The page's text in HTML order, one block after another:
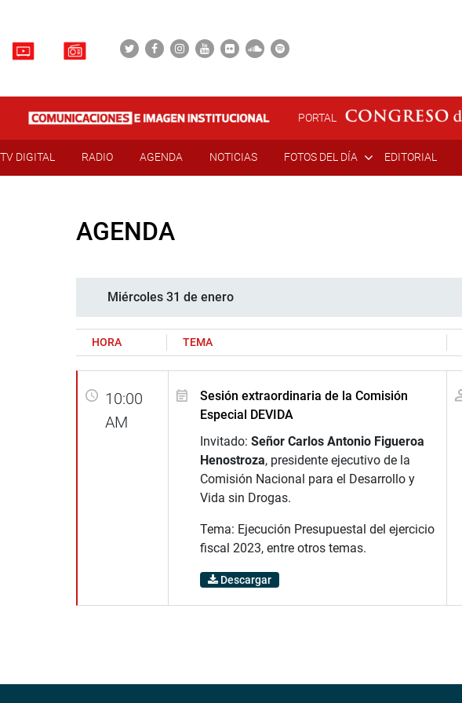
PORTAL
TV DIGITAL RADIO AGENDA NOTICIAS FOTOS DEL DÍA EDITORIAL
AGENDA
Miércoles 31 de enero
HORA TEMA
10:00
AM
Sesión extraordinaria de la Comisión
Especial DEVIDA
Invitado: Señor Carlos Antonio Figueroa
Henostroza, presidente ejecutivo de la
Comisión Nacional para el Desarrollo y
Vida sin Drogas.
Tema: Ejecución Presupuestal del ejercicio
fiscal 2023, entre otros temas.
Descargar